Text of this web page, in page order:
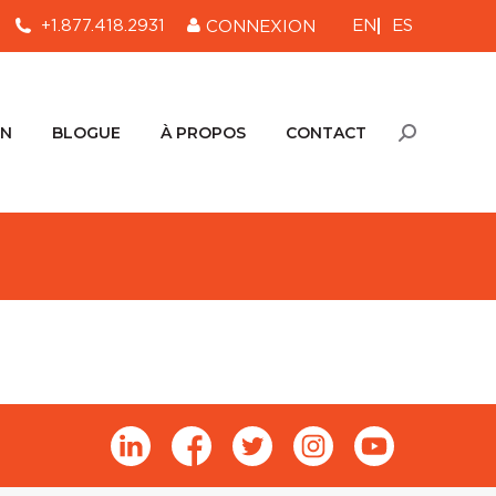
+1.877.418.2931 CONNEXION EN ES
BLOGUE À PROPOS CONTACT
Recherche
BLOGUE À PROPOS CONTACT